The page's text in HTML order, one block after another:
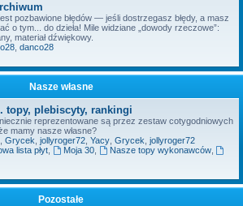
pozbawione błędów — jeśli dostrzegasz błędy, a masz
o tym... do dzieła! Mile widziane „dowody rzeczowe”:
materiał dźwiękowy.
danco28
Nasze własne
topy, plebiscyty, rankingi
reprezentowane są przez zestaw cotygodniowych
mamy nasze własne?
Grycek jollyroger72 Yacy Grycek jollyroger72
lista płyt, Moja 30, Nasze topy wykonawców,
Pozostałe